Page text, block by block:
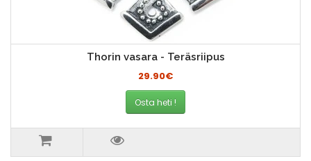
Thorin vasara - Teräsriipus
29.90€
Osta heti !